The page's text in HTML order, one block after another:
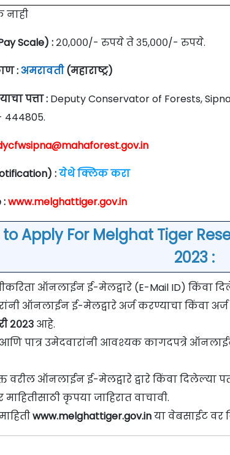
Scale) : २०,०००/- रुपये ते ३५,०००/- रुपये.
:अमरावती(महाराष्ट्र)
पत्ता : Deputy Conservator of Forests,
444805.
:येथे क्लिक करा
:www.melghattiger.gov.in
to Apply For Melghat Tiger
2023 :
ऑनलाईन ई-मेलद्वारे (E-Mail ID) किंवा
ऑनलाईन ई-मेलद्वारे अर्ज करण्याचा किंवा
२०२३ आहे.
पात्र उमेदवारांनी आवश्यक कागदपत्रे
वरील ऑनलाईन ई-मेलद्वारे द्वारे किंवा दिलेल्या
माहितीसाठी कृपया जाहिरात वाचावी.
www.melghattiger.gov.inया वेबसाईट वर